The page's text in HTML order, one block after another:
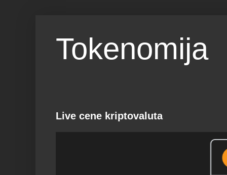
Tokenomija
Live cene kriptovaluta